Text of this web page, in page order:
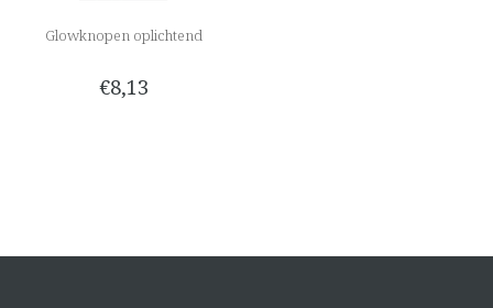
Glowknopen oplichtend
€8,13